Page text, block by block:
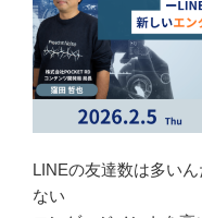
LINEの友達数は多い
ない